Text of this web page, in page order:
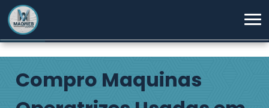
Compro Maquinas